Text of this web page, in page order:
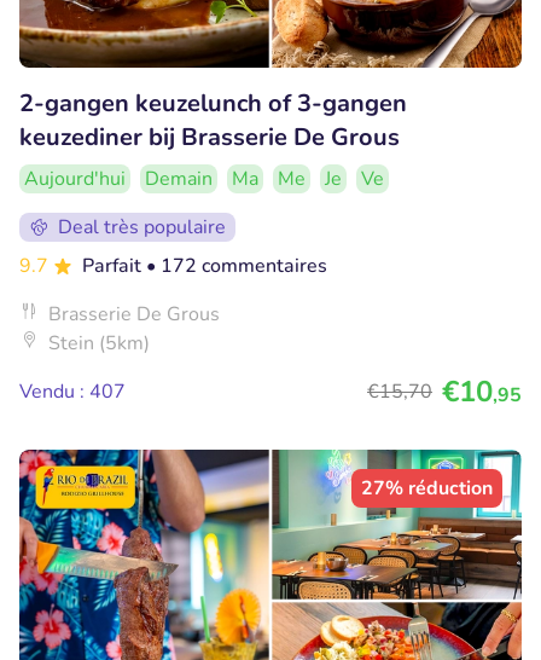
2-gangen keuzelunch of 3-gangen
keuzediner bij Brasserie De Grous
Aujourd'hui Demain Ma Me Je
Ve
Deal très populaire
9.7
Parfait • 172 commentaires
Brasserie De Grous
Stein (5km)
Vendu : 407
€15,70 €10,95
27% réduction